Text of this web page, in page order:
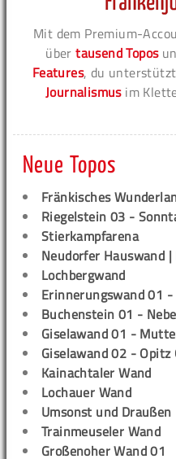
Mit dem Premium-
übertausend Topos
Features, du
Journalismusim
Neue Topos
Fränkisches
Riegelstein 03 -
Stierkampfarena
Neudorfer Hauswand
Lochbergwand
Erinnerungswand 01 -
Buchenstein 01 -
Giselawand 01 -
Giselawand 02 - Opitz
Kainachtaler Wand
Lochauer Wand
Umsonst und Draußen
Trainmeuseler Wand
Großenoher Wand 01